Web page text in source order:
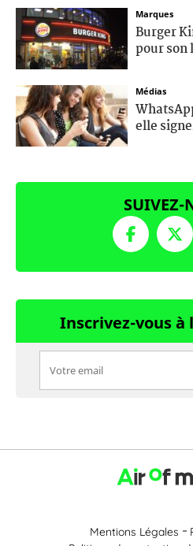
Marques
Burger
pour son
Médias
elle
SUIVEZ-
Inscrivez-vous
Mentions Légales